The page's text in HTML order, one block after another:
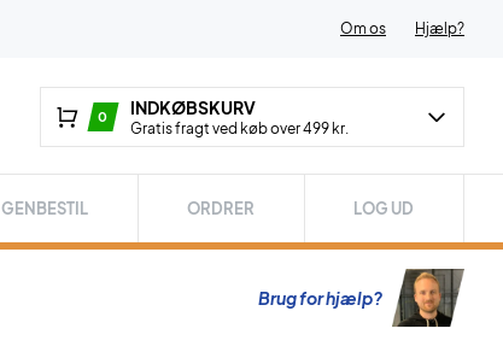
Om os Hjælp?
0 INDKØBSKURV
Gratis fragt ved køb over 499 kr.
GENBESTIL ORDRER LOG UD
Brug for hjælp?